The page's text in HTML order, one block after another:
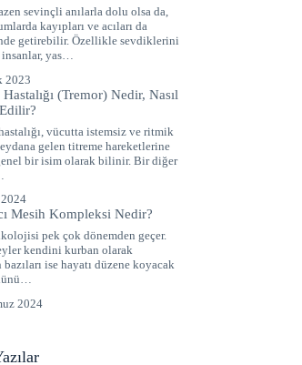
sevinçli anılarla dolu olsa da,
kayıpları ve acıları da
getirebilir. Özellikle sevdiklerini
yas…
2023
(Tremor) Nedir, Nasıl
vücutta istemsiz ve ritmik
gelen titreme hareketlerine
bir isim olarak bilinir. Bir diğer
Mesih Kompleksi Nedir?
pek çok dönemden geçer.
kendini kurban olarak
ise hayatı düzene koyacak
2024